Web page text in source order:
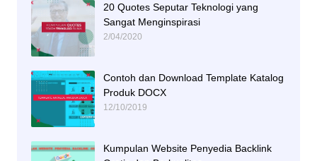
20 Quotes Seputar Teknologi yang
Sangat Menginspirasi
2/04/2020
Contoh dan Download Template Katalog
Produk DOCX
12/10/2019
Kumpulan Website Penyedia Backlink